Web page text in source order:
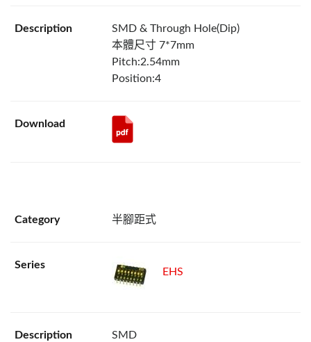
SMD & Through Hole(Dip)
本體尺寸 7*7mm
Pitch:2.54mm
Position:4
半腳距式
EHS
SMD